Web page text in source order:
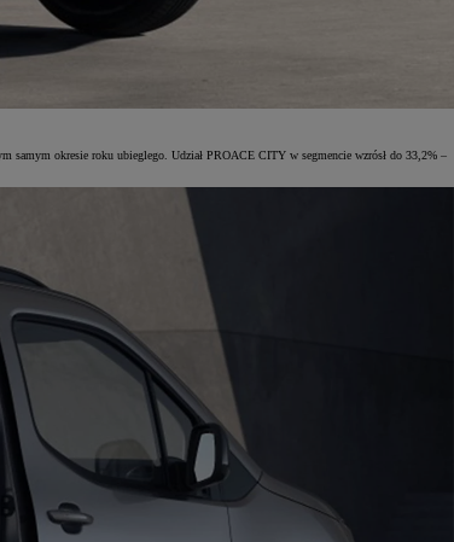
samym okresie roku ubieglego. Udział PROACE CITY w segmencie wzrósł do 33,2% –